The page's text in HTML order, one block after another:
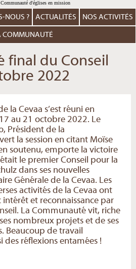
NOUS ? ACTUALITÉS NOS ACTIVITÉS
COMMUNAUTÉ
final du Conseil
2022
la Cevaa s’est réuni en
au 21 octobre 2022. Le
Président de la
la session en citant Moïse
soutenu, emporte la victoire
le premier Conseil pour la
dans ses nouvelles
Générale de la Cevaa. Les
activités de la Cevaa ont
intérêt et reconnaissance par
La Communauté vit, riche
nombreux projets et de ses
Beaucoup de travail
des réflexions entamées !